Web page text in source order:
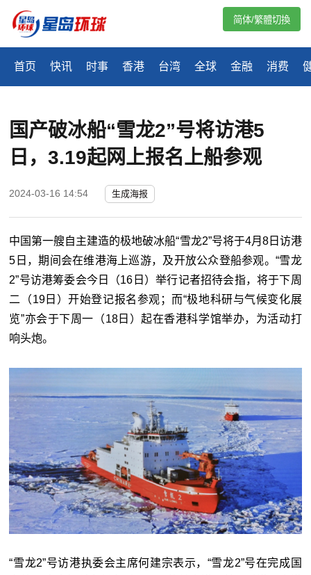
首页 快讯 时事 香港 台湾 全球 金融 消费
简体/繁體切換
国产破冰船“雪龙2”号将访港5
日，3.19起网上报名上船参观
2024-03-16 14:54 生成海报
中国第一艘自主建造的极地破冰船“雪龙2”号将于4月8日访港
5日，期间会在维港海上巡游，及开放公众登船参观。“雪龙
2”号访港筹委会今日（16日）举行记者招待会指，将于下周
二（19日）开始登记报名参观；而“极地科研与气候变化展
览”亦会于下周一（18日）起在香港科学馆举办，为活动打
响头炮。
“雪龙2”号访港执委会主席何建宗表示，“雪龙2”号在完成国